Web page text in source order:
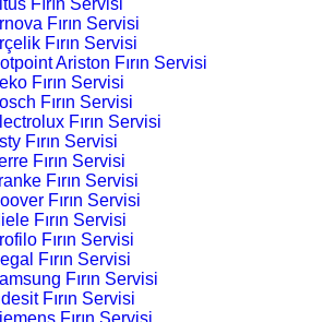
Fırın Servisi
Fırın Servisi
Ariston Fırın Servisi
Fırın Servisi
Fırın Servisi
Fırın Servisi
Fırın Servisi
Fırın Servisi
Fırın Servisi
Fırın Servisi
Fırın Servisi
Fırın Servisi
Fırın Servisi
Fırın Servisi
Fırın Servisi
Fırın Servisi